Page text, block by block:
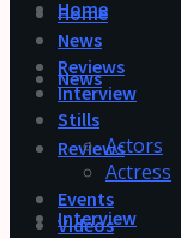
Home
News
Reviews
Interview
Home
News
Reviews
Interview
Stills
Actors
Actress
Events
Videos